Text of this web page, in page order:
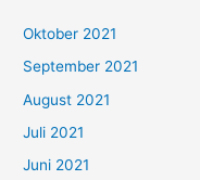
n
n
a
c
Oktober 2021
September 2021
August 2021
Juli 2021
Juni 2021